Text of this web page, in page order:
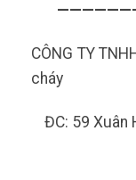
CÔNG TY
cháy
ĐC: 59 Xuân